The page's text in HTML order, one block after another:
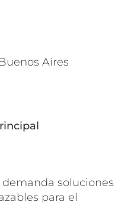
Aires
soluciones
para el